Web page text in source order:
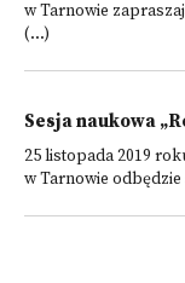
w Tarnowie
(...)
Sesja naukowa
25 listopada 2019
w Tarnowie odbędzie